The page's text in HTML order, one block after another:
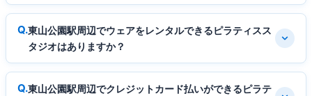
東山公園駅周辺でウェアをレンタルできるピラティスス
タジオはありますか？
東山公園駅周辺でクレジットカード払いができるピラテ